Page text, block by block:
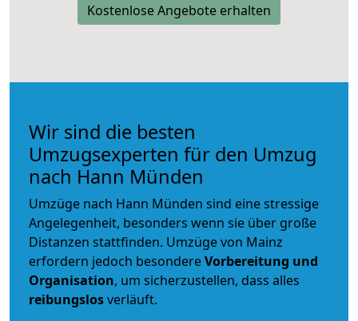
Kostenlose Angebote erhalten
Wir sind die besten
Umzugsexperten für den Umzug
nach Hann Münden
Umzüge nach Hann Münden sind eine stressige
Angelegenheit, besonders wenn sie über große
Distanzen stattfinden. Umzüge von Mainz
erfordern jedoch besondereVorbereitung und
Organisation, um sicherzustellen, dass alles
reibungslosverläuft.